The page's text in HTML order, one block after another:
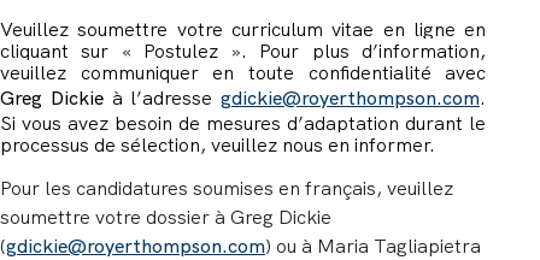
Veuillez soumettre votre curriculum vitae en ligne en
cliquant sur « Postulez ». Pour plus d’information,
veuillez communiquer en toute confidentialité avec
Greg Dickieà l’adressegdickie@royerthompson.com.
Si vous avez besoin de mesures d’adaptation durant le
processus de sélection, veuillez nous en informer.
Pour les candidatures soumises en français, veuillez
soumettre votre dossier à Greg Dickie
(gdickie@royerthompson.com) ou à Maria Tagliapietra